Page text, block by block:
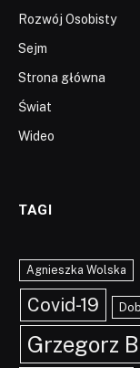
Rozwój Osobisty
Sejm
Strona główna
Świat
Wideo
TAGI
Agnieszka Wolska
Covid-19
Grzegorz